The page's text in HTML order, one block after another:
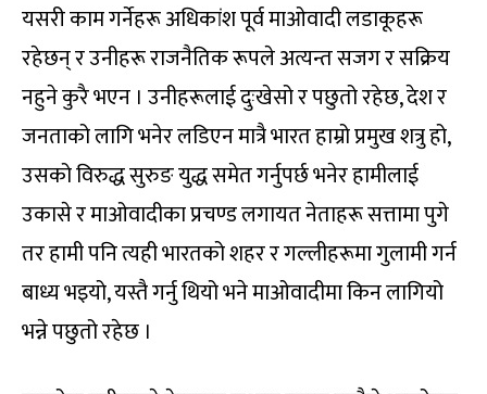
यसरी काम गर्नेहरू अधिकांश पूर्व माओवादी लडाकूहरू
रहेछन् र उनीहरू राजनैतिक रूपले अत्यन्त सजग र सक्रिय
नहुने कुरै भएन । उनीहरूलाई दुःखेसो र पछुतो रहेछ, देश र
जनताको लागि भनेर लडिएन मात्रै भारत हाम्रो प्रमुख शत्रु हो,
उसको विरुद्ध सुरुङ युद्ध समेत गर्नुपर्छ भनेर हामीलाई
उकासे र माओवादीका प्रचण्ड लगायत नेताहरू सत्तामा पुगे
तर हामी पनि त्यही भारतको शहर र गल्लीहरूमा गुलामी गर्न
बाध्य भइयो, यस्तै गर्नु थियो भने माओवादीमा किन लागियो
भन्ने पछुतो रहेछ ।